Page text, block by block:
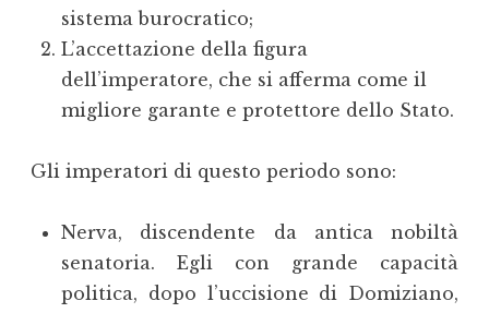
sistema burocratico;
L’accettazione della figura
dell’imperatore, che si afferma come il
migliore garante e protettore dello Stato.
Gli imperatori di questo periodo sono:
Nerva, discendente da antica nobiltà
senatoria. Egli con grande capacità
politica, dopo l’uccisione di Domiziano,